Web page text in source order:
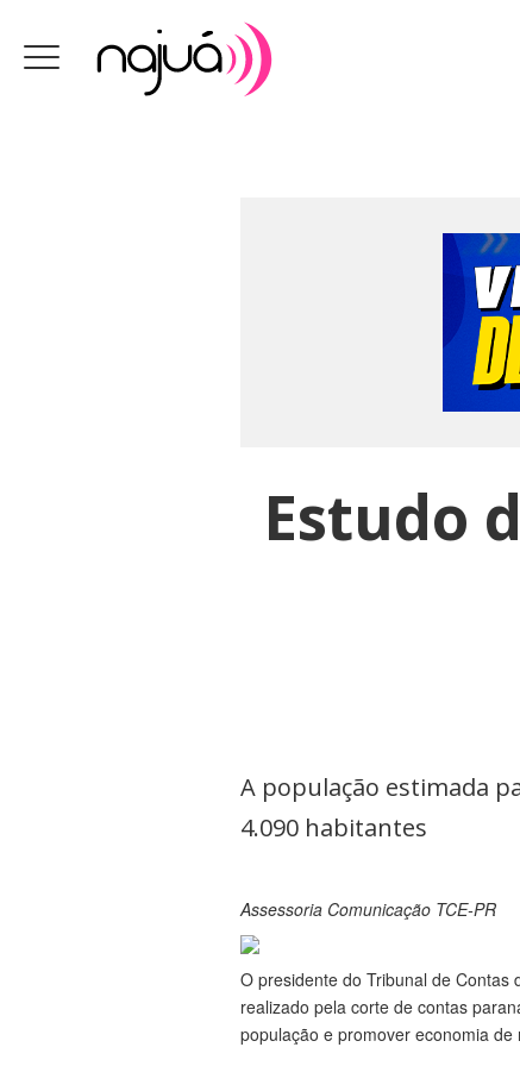
Estudo
A população estimada
4.090 habitantes
Assessoria Comunicação TCE-PR
O presidente do Tribunal de Contas
realizado pela corte de contas
população e promover economia de